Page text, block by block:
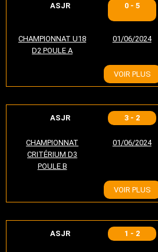
ASJR 0 - 5
CHAMPIONNAT U18
D2 POULE A
01/06/2024
VOIR PLUS
ASJR 3 - 2
CHAMPIONNAT
CRITÉRIUM D3
POULE B
01/06/2024
VOIR PLUS
ASJR 1 - 2